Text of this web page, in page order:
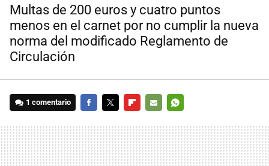
Multas de 200 euros y cuatro puntos
menos en el carnet por no cumplir la nueva
norma del modificado Reglamento de
Circulación
1 comentario
MAIL